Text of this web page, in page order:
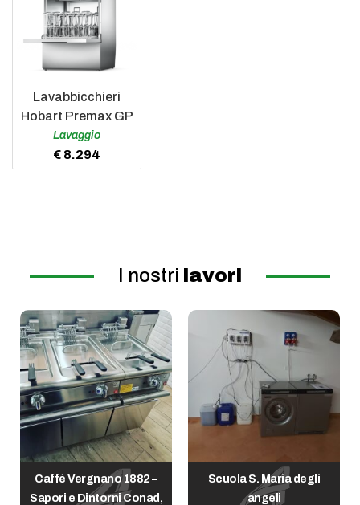
Lavabbicchieri
Hobart Premax GP
Lavaggio
€ 8.294
I nostri lavori
Scuola S. Maria degli
angeli
Ristorante Spapizar